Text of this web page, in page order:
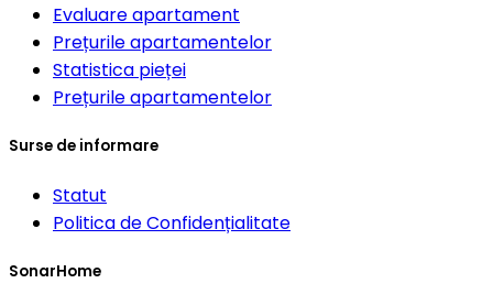
Evaluare apartament
Prețurile apartamentelor
Statistica pieței
Prețurile apartamentelor
Surse de informare
Statut
Politica de Confidențialitate
SonarHome